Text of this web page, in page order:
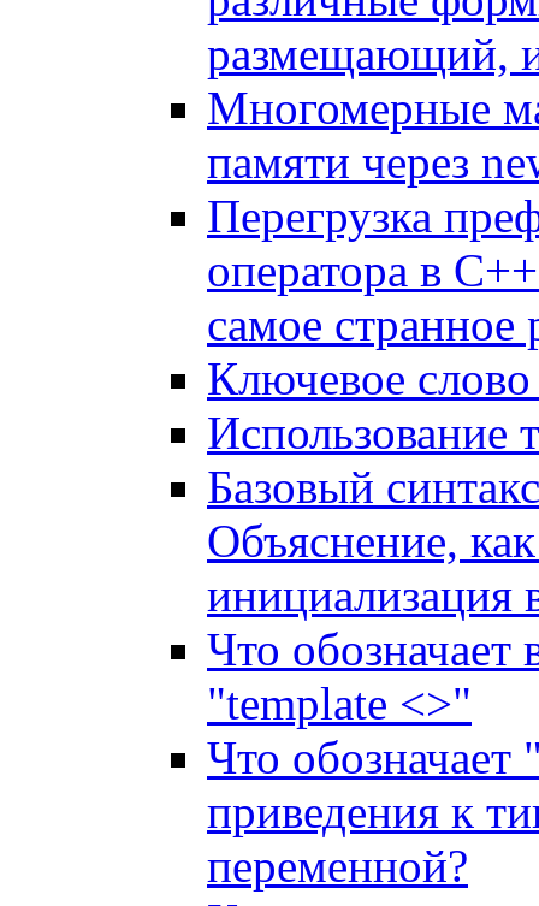
размещающий,
Многомерные
памяти через
Перегрузка
оператора в
самое странное
Ключевое
Использование
Базовый
Объяснение,
инициализация
Что обозначает
"template <>"
Что
приведения к
переменной?